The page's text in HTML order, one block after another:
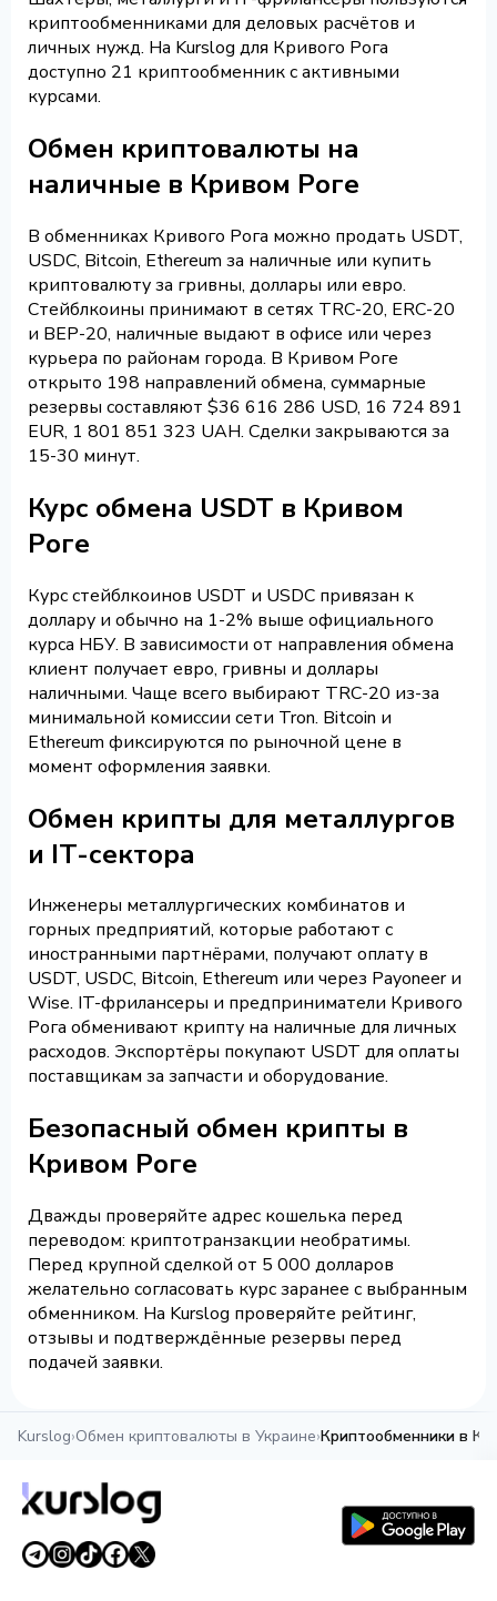
криптообменниками для деловых расчётов и
личных нужд. На Kurslog для Кривого Рога
доступно 21 криптообменник с активными
курсами.
Обмен криптовалюты на
наличные в Кривом Роге
В обменниках Кривого Рога можно продать USDT,
USDC, Bitcoin, Ethereum за наличные или купить
криптовалюту за гривны, доллары или евро.
Стейблкоины принимают в сетях TRC-20, ERC-20
и BEP-20, наличные выдают в офисе или через
курьера по районам города. В Кривом Роге
открыто 198 направлений обмена, суммарные
резервы составляют $36 616 286 USD, 16 724 891
EUR, 1 801 851 323 UAH. Сделки закрываются за
15-30 минут.
Курс обмена USDT в Кривом
Роге
Курс стейблкоинов USDT и USDC привязан к
доллару и обычно на 1-2% выше официального
курса НБУ. В зависимости от направления обмена
клиент получает евро, гривны и доллары
наличными. Чаще всего выбирают TRC-20 из-за
минимальной комиссии сети Tron. Bitcoin и
Ethereum фиксируются по рыночной цене в
момент оформления заявки.
Обмен крипты для металлургов
и IT-сектора
Инженеры металлургических комбинатов и
горных предприятий, которые работают с
иностранными партнёрами, получают оплату в
USDT, USDC, Bitcoin, Ethereum или через Payoneer и
Wise. IT-фрилансеры и предприниматели Кривого
Рога обменивают крипту на наличные для личных
расходов. Экспортёры покупают USDT для оплаты
поставщикам за запчасти и оборудование.
Безопасный обмен крипты в
Кривом Роге
Дважды проверяйте адрес кошелька перед
переводом: криптотранзакции необратимы.
Перед крупной сделкой от 5 000 долларов
желательно согласовать курс заранее с выбранным
обменником. На Kurslog проверяйте рейтинг,
отзывы и подтверждённые резервы перед
подачей заявки.
Kurslog›Обмен криптовалюты в Украине›Криптообменники в